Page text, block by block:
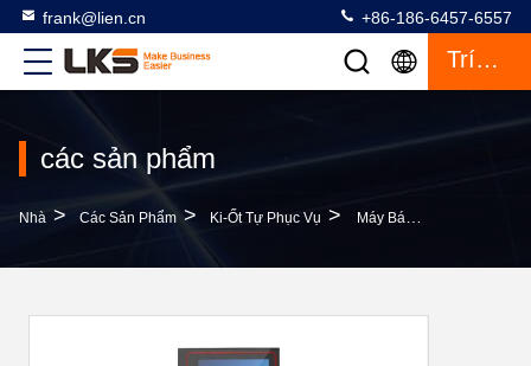
frank@lien.cn +86-186-6457-6557
Trích Dẫn
các sản phẩm
Nhà > Các Sản Phẩm > Ki-Ốt Tự Phục Vụ > Máy Bán Vé Tàu Điện Ngầm Ga Tàu Điện Ngầm Máy Tự Nạp Thẻ Kiosk Đầu Cuối Thanh Toán